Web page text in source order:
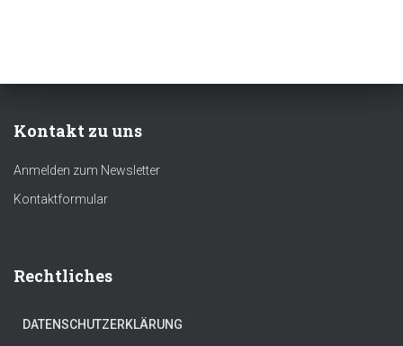
Kontakt zu uns
Anmelden zum Newsletter
Kontaktformular
Rechtliches
DATENSCHUTZERKLÄRUNG